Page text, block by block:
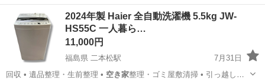
理でお… ・空き地の管理 ・空き家 周りのお手入れ …
山鹿市 その他
2024年製 Haier 全自動洗濯機 5.5kg JW-
HS55C 一人暮ら…
11,000円
福島県 二本松駅
7月31日
回収 • 遺品整理・生前整理 • 空き家整理・ゴミ屋敷清掃 • 引っ越しサ